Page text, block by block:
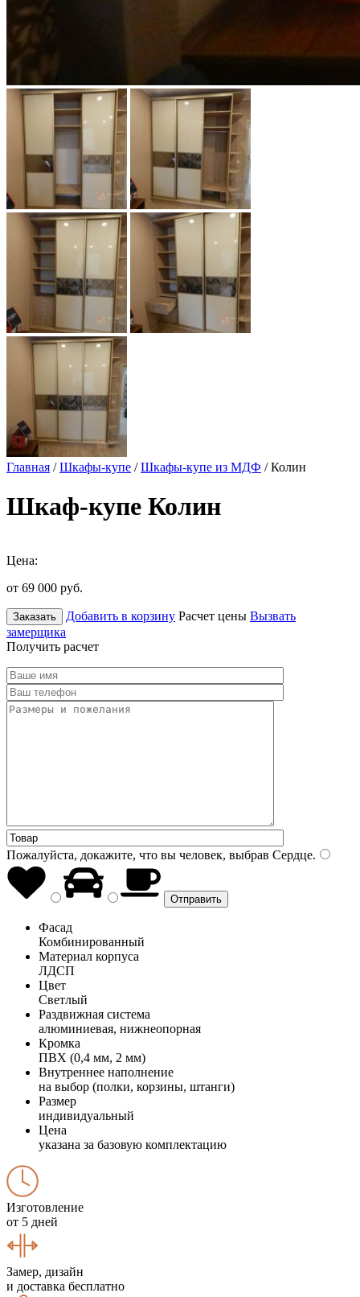
Главная /Шкафы-купе /Шкафы-купе из МДФ / Колин
Шкаф-купе Колин
Цена:
от 69 000 руб.
Заказать Добавить в корзину Расчет цены Вызвать
замерщика
Получить расчет
Пожалуйста, докажите, что вы человек, выбрав Сердце.
Фасад
Комбинированный
Материал корпуса
ЛДСП
Цвет
Светлый
Раздвижная система
алюминиевая, нижнеопорная
Кромка
ПВХ (0,4 мм, 2 мм)
Внутреннее наполнение
на выбор (полки, корзины, штанги)
Размер
индивидуальный
Цена
указана за базовую комплектацию
Изготовление
от 5 дней
Замер, дизайн
и доставка бесплатно